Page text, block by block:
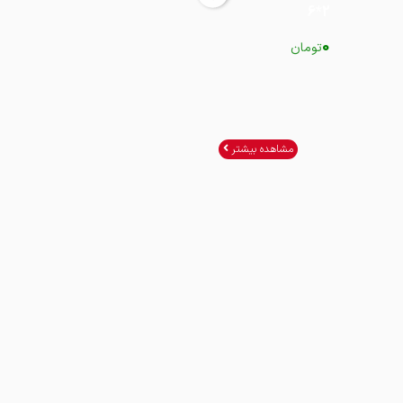
0تومان
مشاهده بیشتر